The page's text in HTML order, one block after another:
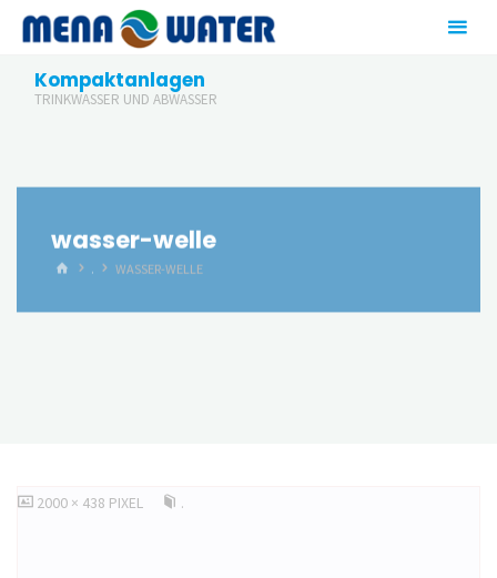
Zum
Inhalt
springenKompaktanlagen
TRINKWASSER UND ABWASSER
wasser-welle
START
. WASSER-WELLE
ORIGINALGRÖSSE
2000 × 438 PIXEL .